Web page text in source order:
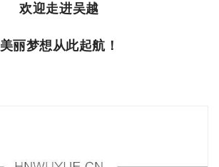
欢迎走进吴越
美丽梦想从此起航！